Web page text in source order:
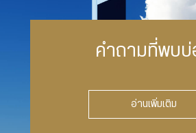
คำถามที่พบบ่
อ่านเพิ่มเติม